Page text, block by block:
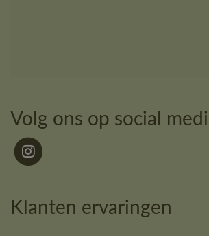
Volg ons op social
Klanten ervaringen